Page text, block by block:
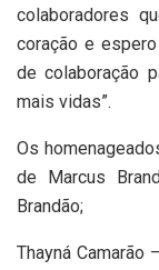
colaboradores
coração e
de colaboração
mais vidas”.
Os
de Marcus
Brandão;
Thayná Camarão